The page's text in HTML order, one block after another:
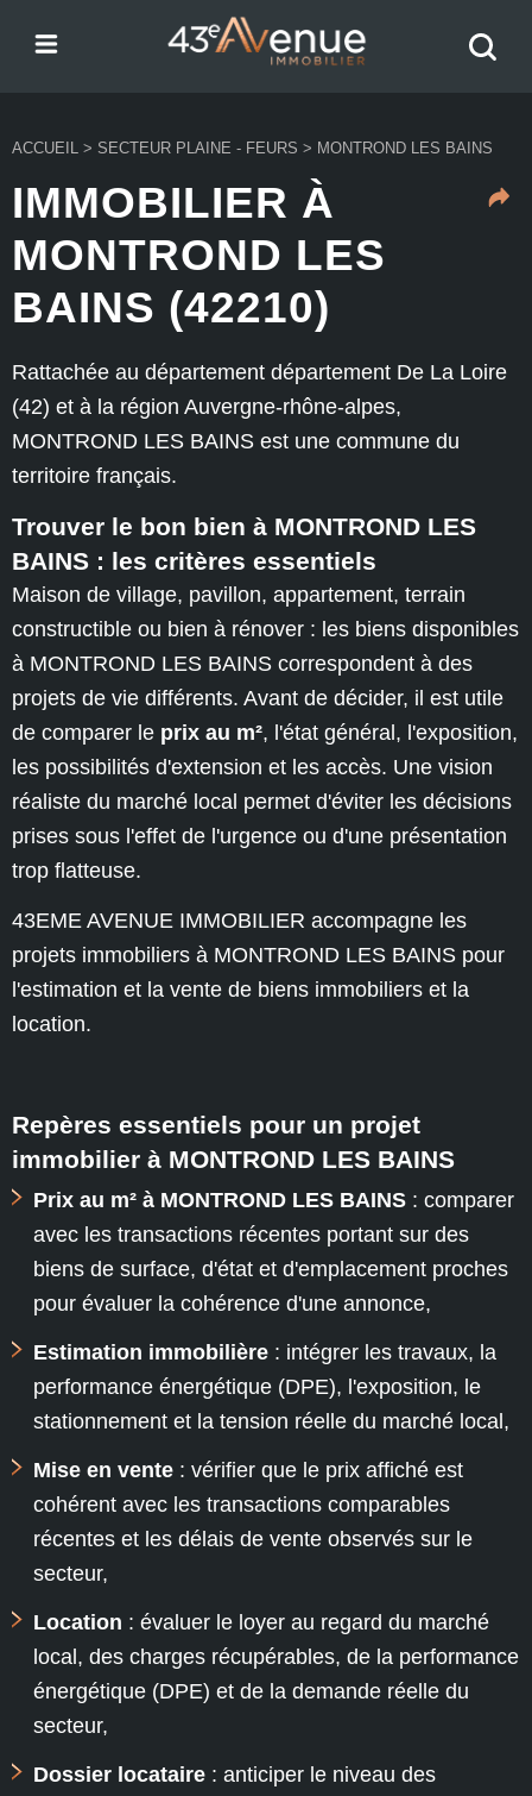
ACCUEIL > SECTEUR PLAINE - FEURS > MONTROND LES BAINS
IMMOBILIER À
MONTROND LES
BAINS (42210)
Rattachée au département département De La Loire
(42) et à la région Auvergne-rhône-alpes,
MONTROND LES BAINS est une commune du
territoire français.
Trouver le bon bien à MONTROND LES
BAINS : les critères essentiels
Maison de village, pavillon, appartement, terrain
constructible ou bien à rénover : les biens disponibles
à MONTROND LES BAINS correspondent à des
projets de vie différents. Avant de décider, il est utile
de comparer le prix au m², l'état général, l'exposition,
les possibilités d'extension et les accès. Une vision
réaliste du marché local permet d'éviter les décisions
prises sous l'effet de l'urgence ou d'une présentation
trop flatteuse.
43EME AVENUE IMMOBILIER accompagne les
projets immobiliers à MONTROND LES BAINS pour
l'estimation et la vente de biens immobiliers et la
location.
Repères essentiels pour un projet
immobilier à MONTROND LES BAINS
Prix au m² à MONTROND LES BAINS : comparer
avec les transactions récentes portant sur des
biens de surface, d'état et d'emplacement proches
pour évaluer la cohérence d'une annonce,
Estimation immobilière : intégrer les travaux, la
performance énergétique (DPE), l'exposition, le
stationnement et la tension réelle du marché local,
Mise en vente : vérifier que le prix affiché est
cohérent avec les transactions comparables
récentes et les délais de vente observés sur le
secteur,
Location : évaluer le loyer au regard du marché
local, des charges récupérables, de la performance
énergétique (DPE) et de la demande réelle du
secteur,
Dossier locataire : anticiper le niveau des